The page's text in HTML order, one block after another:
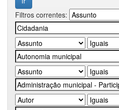
Filtros correntes: